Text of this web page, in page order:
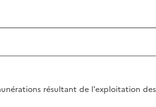
résultant de l'exploitation